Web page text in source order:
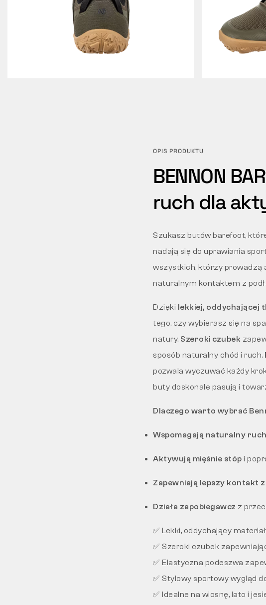
OPIS PRODUKTU
BENNON
ruch dla
Szukasz butów barefoot,
nadają się do uprawiania
wszystkich, którzy prowadzą
naturalnym kontaktem z
Dzięki lekkiej, oddychającej
tego, czy wybierasz się na
natury. Szeroki czubek
sposób naturalny chód i ruch.
pozwala wyczuwać każdy
buty doskonale pasują i
Dlaczego warto wybrać
Wspomagają naturalny ruch
Aktywują mięśnie stóp i
Zapewniają lepszy kontakt z
Działa zapobiegawcz z
✅ Lekki, oddychający
✅ Szeroki czubek
✅ Elastyczna podeszwa
✅ Stylowy sportowy wygląd
✅ Idealne na wiosnę, lato i